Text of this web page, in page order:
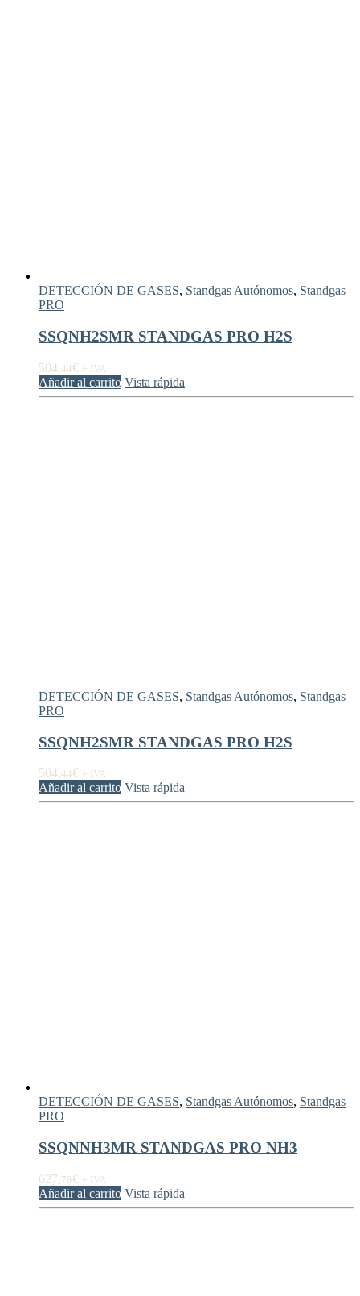
DETECCIÓN DE GASES, Standgas Autónomos, Standgas
PRO
SSQNH2SMR STANDGAS PRO H2S
504,44€ + IVA
Añadir al carrito Vista rápida
DETECCIÓN DE GASES, Standgas Autónomos, Standgas
PRO
SSQNH2SMR STANDGAS PRO H2S
504,44€ + IVA
Añadir al carrito Vista rápida
DETECCIÓN DE GASES, Standgas Autónomos, Standgas
PRO
SSQNNH3MR STANDGAS PRO NH3
627,78€ + IVA
Añadir al carrito Vista rápida